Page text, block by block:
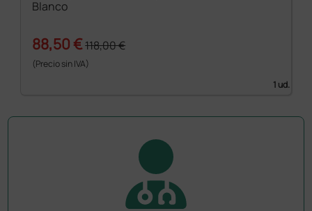
Blanco
88,50 €118,00 €
(Precio sin IVA)
1 ud.